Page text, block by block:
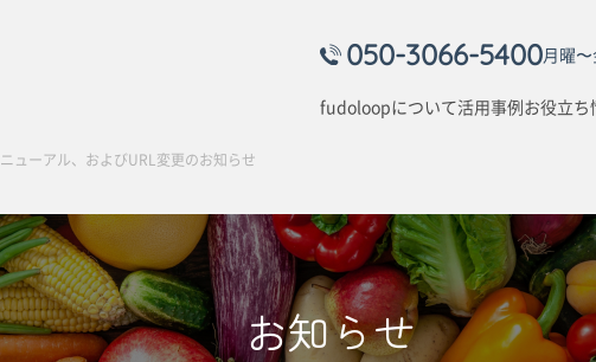
050-3066-5400月曜
fudoloopについて活用事例お役立ち
ューアル、およびURL変更のお知らせ
お知らせ